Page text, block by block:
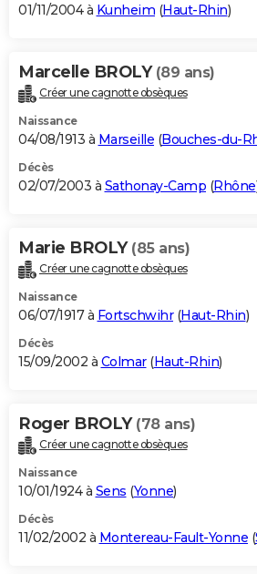
01/11/2004 à Kunheim (Haut-Rhin)
Marcelle BROLY (89 ans)
Créer une cagnotte obsèques
Naissance
04/08/1913 à Marseille (Bouches-du-
Décès
02/07/2003 à Sathonay-Camp (Rhône
Marie BROLY (85 ans)
Créer une cagnotte obsèques
Naissance
06/07/1917 à Fortschwihr(Haut-Rhin)
Décès
15/09/2002 à Colmar(Haut-Rhin)
Roger BROLY (78 ans)
Créer une cagnotte obsèques
Naissance
10/01/1924 à Sens (Yonne)
Décès
11/02/2002 à Montereau-Fault-Yonne (